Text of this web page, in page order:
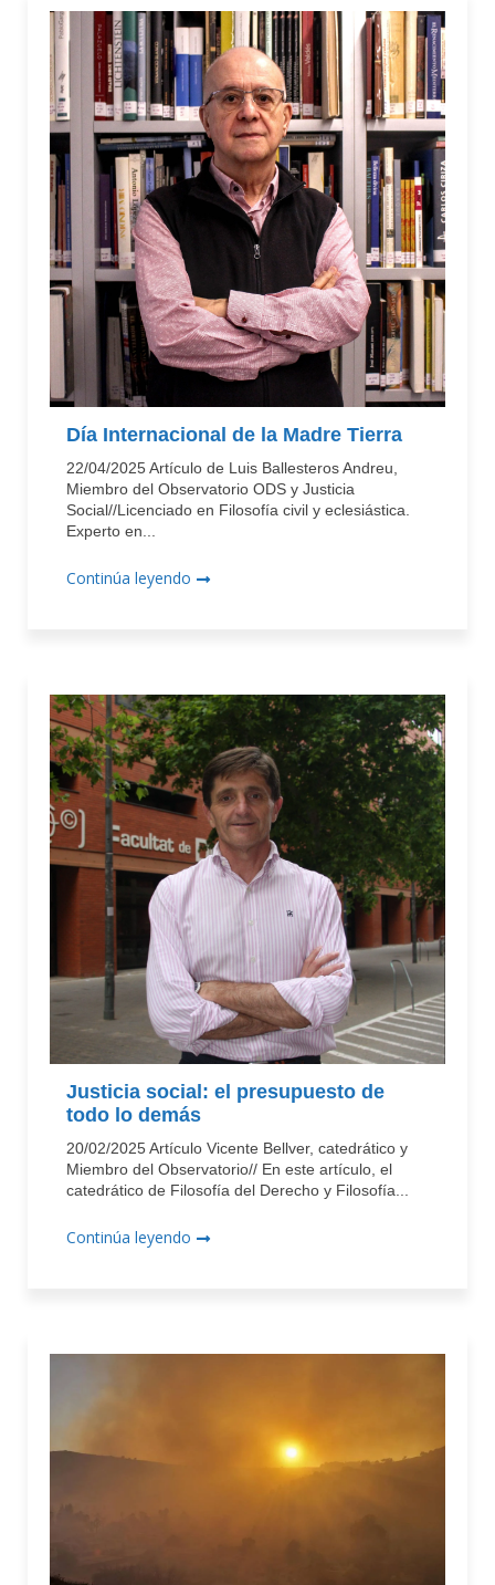
Día Internacional de la Madre Tierra
22/04/2025 Artículo de Luis Ballesteros Andreu,
Miembro del Observatorio ODS y Justicia
Social//Licenciado en Filosofía civil y eclesiástica.
Experto en...
Continúa leyendo
Justicia social: el presupuesto de
todo lo demás
20/02/2025 Artículo Vicente Bellver, catedrático y
Miembro del Observatorio// En este artículo, el
catedrático de Filosofía del Derecho y Filosofía...
Continúa leyendo